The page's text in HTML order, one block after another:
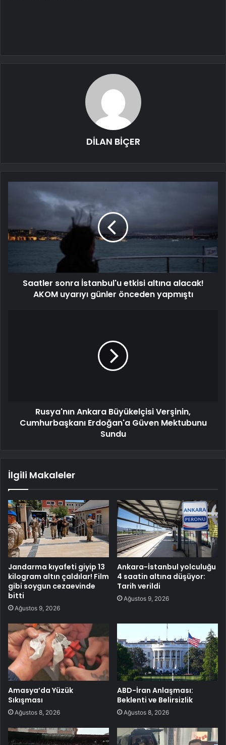
DİLAN BİÇER
Saatler sonra İstanbul'u etkisi altına alacak!
AKOM uyarıyı günler önceden yapmıştı
Rusya'nın Ankara Büyükelçisi Verşinin,
Cumhurbaşkanı Erdoğan'a Güven Mektubunu
Sundu
İlgili Makaleler
Jandarma kıyafeti giyip 13
kilogram altın çaldılar! Film
gibi soygun cezaevinde
bitti
Ağustos 9, 2026
Ankara-İstanbul yolculuğu
4 saatin altına düşüyor:
Tarih verildi
Ağustos 9, 2026
Amasya’da Yüzük
Sıkışması
Ağustos 8, 2026
ABD-İran Anlaşması:
Beklenti ve Belirsizlik
Ağustos 8, 2026